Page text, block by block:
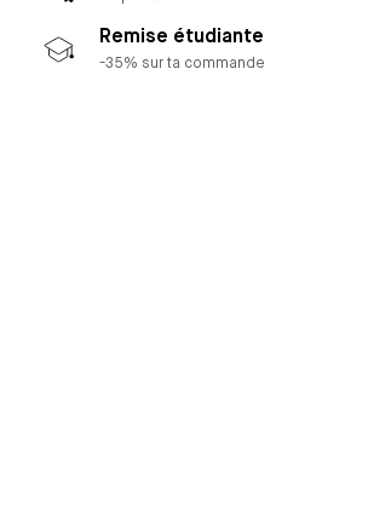
Remise étudiante
-35% sur ta commande